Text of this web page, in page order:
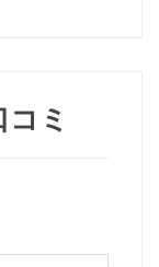
ミ